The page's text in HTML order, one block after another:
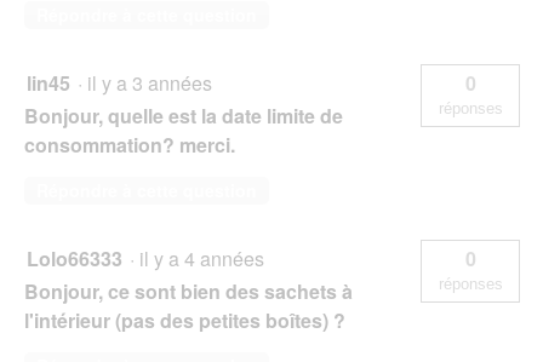
lin45 · il y a 3 années
Bonjour, quelle est la date limite de
consommation? merci.
0
réponses
Lolo66333 · il y a 4 années
Bonjour, ce sont bien des sachets à
l'intérieur (pas des petites boîtes) ?
0
réponses